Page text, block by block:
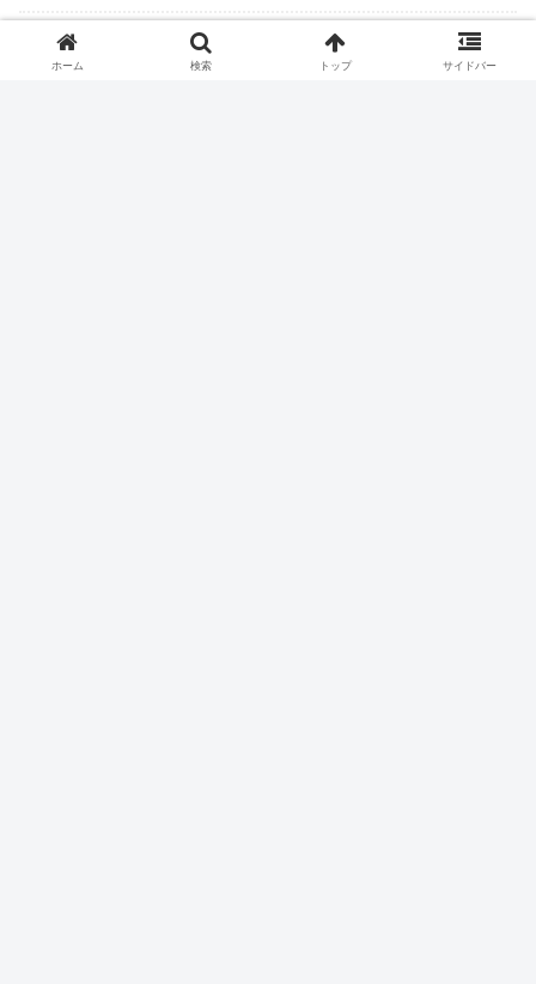
ついにくるか医学部定員削減
ホーム 検索 トップ サイドバー